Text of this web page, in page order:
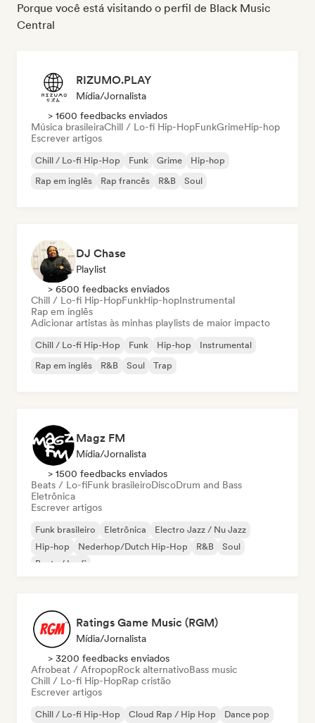
Porque você está visitando o perfil de Black Music
Central
RIZUMO.PLAY
Mídia/Jornalista
> 1600 feedbacks enviados
Música brasileiraChill / Lo-fi Hip-HopFunkGrimeHip-hop
Escrever artigos
Chill / Lo-fi Hip-Hop Funk Grime
Hip-hop
Rap em inglês
Rap francês R&B Soul
DJ Chase
Playlist
> 6500 feedbacks enviados
Chill / Lo-fi Hip-HopFunkHip-hopInstrumental
Rap em inglês
Adicionar artistas às minhas playlists de maior impacto
Chill / Lo-fi Hip-Hop Funk Hip-hop
Instrumental
Rap em inglês
R&B Soul Trap
Magz FM
Mídia/Jornalista
> 1500 feedbacks enviados
Beats / Lo-fiFunk brasileiroDiscoDrum and Bass
Eletrônica
Escrever artigos
Funk brasileiro Eletrônica
Electro Jazz / Nu Jazz
Hip-hop
Nederhop/Dutch Hip-Hop R&B
Soul
Beats / Lo-fi
Ratings Game Music (RGM)
Mídia/Jornalista
> 3200 feedbacks enviados
Afrobeat / AfropopRock alternativoBass music
Chill / Lo-fi Hip-HopRap cristão
Escrever artigos
Chill / Lo-fi Hip-Hop Cloud Rap / Hip Hop
Dance pop